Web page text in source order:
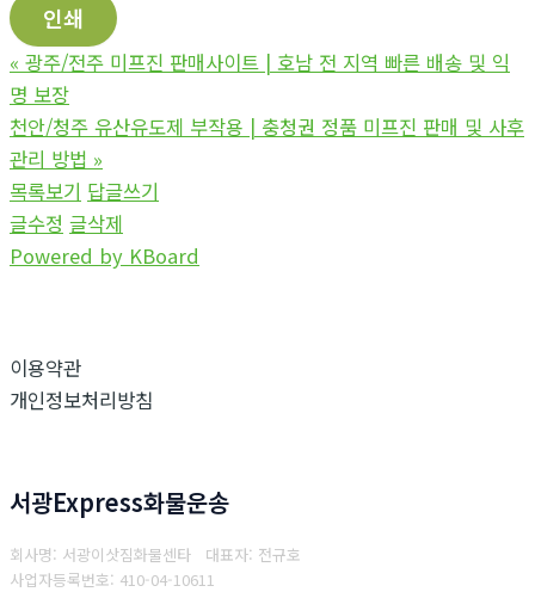
인쇄
« 광주/전주 미프진 판매사이트 | 호남 전 지역 빠른 배송 및 익
명 보장
천안/청주 유산유도제 부작용 | 충청권 정품 미프진 판매 및 사후
관리 방법 »
목록보기 답글쓰기
글수정 글삭제
Powered by KBoard
이용약관
개인정보처리방침
서광Express화물운송
회사명: 서광이삿짐화물센타 대표자: 전규호
사업자등록번호: 410-04-10611